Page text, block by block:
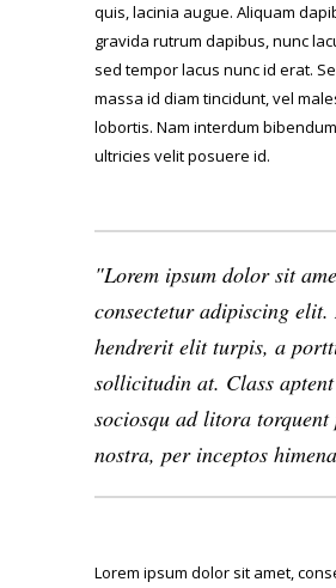
quis, lacinia augue. Aliquam
gravida rutrum dapibus, nunc
sed tempor lacus nunc id erat.
massa id diam tincidunt, vel
lobortis. Nam interdum
ultricies velit posuere id.
Lorem ipsum dolor sit
consectetur adipiscing
hendrerit elit turpis, a
sollicitudin at. Class
sociosqu ad litora
nostra, per inceptos
Lorem ipsum dolor sit amet,